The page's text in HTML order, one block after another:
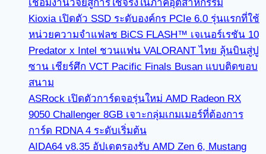
เชื่อมงานวิจัยสู่การใช้จริงในภาคอุตสาหกรรม
Kioxia เปิดตัว SSD ระดับองค์กร PCIe 6.0 รุ่นแรกที่ใช้
หน่วยความจำแฟลช BiCS FLASH™ เจเนอร์เรชัน 10
Predator x Intel ชวนแฟน VALORANT ไทย ลุ้นบินสู่ปู
ซาน เชียร์ศึก VCT Pacific Finals Busan แบบติดขอบ
สนาม
ASRock เปิดตัวการ์ดจอรุ่นใหม่ AMD Radeon RX
9050 Challenger 8GB เจาะกลุ่มเกมเมอร์ที่ต้องการ
การ์ด RDNA 4 ระดับเริ่มต้น
AIDA64 v8.35 อัปเดตรองรับ AMD Zen 6, Mustang